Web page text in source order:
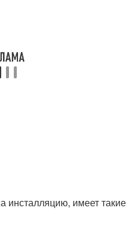
инсталляцию, имеет такие